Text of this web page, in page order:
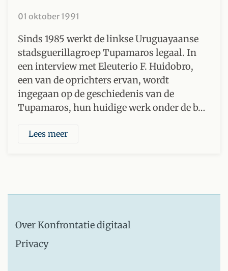
01 oktober 1991
Sinds 1985 werkt de linkse Uruguayaanse
stadsguerillagroep Tupamaros legaal. In
een interview met Eleuterio F. Huidobro,
een van de oprichters ervan, wordt
ingegaan op de geschiedenis van de
Tupamaros, hun huidige werk onder de b…
Lees meer
Over Konfrontatie digitaal
Privacy